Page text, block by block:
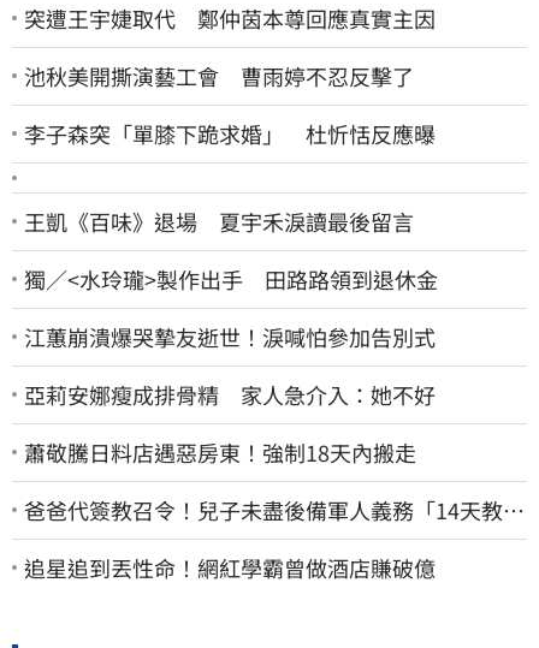
突遭王宇婕取代 鄭仲茵本尊回應真實主因
池秋美開撕演藝工會 曹雨婷不忍反擊了
李子森突「單膝下跪求婚」 杜忻恬反應曝
王凱《百味》退場 夏宇禾淚讀最後留言
獨／<水玲瓏>製作出手 田路路領到退休金
江蕙崩潰爆哭摯友逝世！淚喊怕參加告別式
亞莉安娜瘦成排骨精 家人急介入：她不好
蕭敬騰日料店遇惡房東！強制18天內搬走
爸爸代簽教召令！兒子未盡後備軍人義務「14天教召
不去」換3個月刑期
追星追到丟性命！網紅學霸曾做酒店賺破億